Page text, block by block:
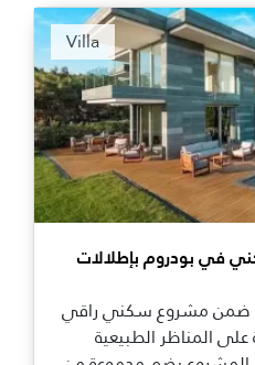
Villa
في بودروم بإطلالات
ضمن مشروع سكني راقي
المناظر الطبيعية